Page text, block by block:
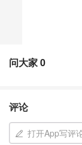
问大家0
评论
打开App写评